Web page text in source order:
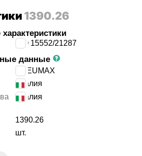
1390.26
ISO 15552/21287
данные
PNEUMAX
Италия
Италия
1390.26
шт.